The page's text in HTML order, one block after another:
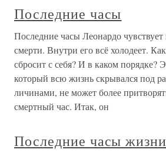
Последние часы
Последние часы Леонардо
смерти. Внутри его всё холодеет.
сбросит с себя? И в каком порядке?
который всю жизнь скрывался под
личинами, не может более
смертный час. Итак, он
Последние часы жизни